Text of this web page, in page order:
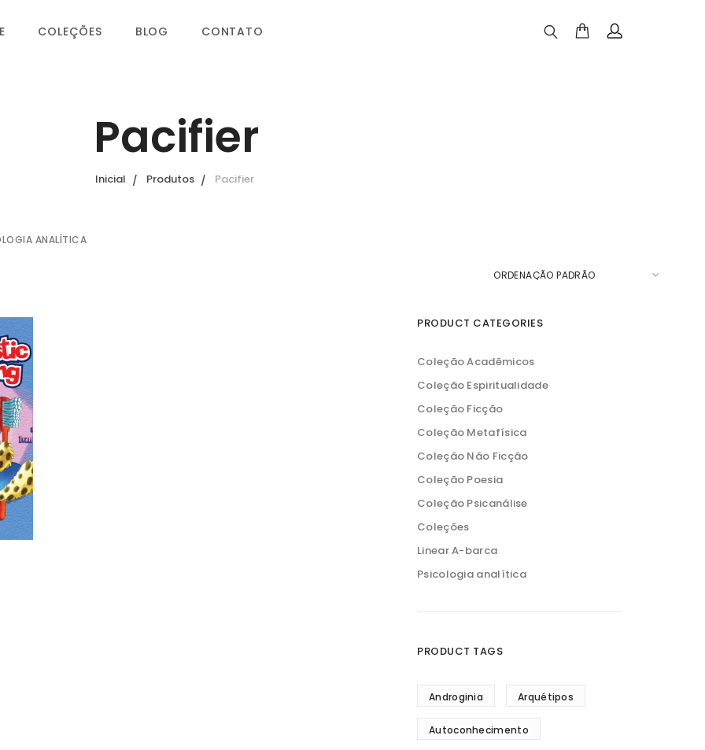
COLEÇÕES BLOG CONTATO
Pacifier
Inicial Produtos Pacifier
ANALÍTICA
PRODUCT CATEGORIES
Coleção Acadêmicos
Coleção Espiritualidade
Coleção Ficção
Coleção Metafísica
Coleção Não Ficção
Coleção Poesia
Coleção Psicanálise
Coleções
Linear A-barca
Psicologia analítica
PRODUCT TAGS
Androginia Arquétipos
Autoconhecimento